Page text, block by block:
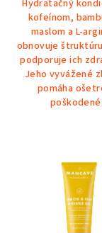
Hydratačný
kofeínom,
maslom a L-
obnovuje
podporuje ich
Jeho vyvážené
pomáha